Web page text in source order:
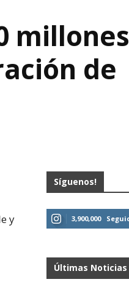
de
y
Síguenos!
3,900,000
Últimas Noticias